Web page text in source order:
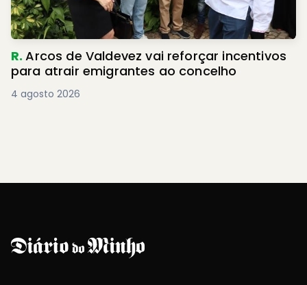
R.Arcos de Valdevez vai reforçar incentivos
para atrair emigrantes ao concelho
4 agosto 2026